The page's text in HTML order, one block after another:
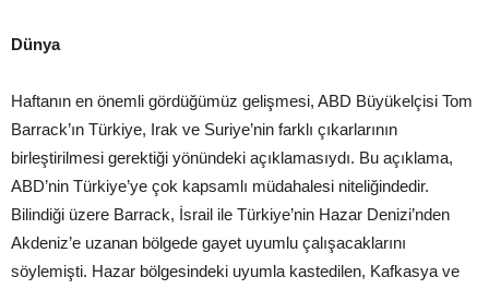
Dünya
Haftanın en önemli gördüğümüz gelişmesi, ABD Büyükelçisi Tom
Barrack’ın Türkiye, Irak ve Suriye’nin farklı çıkarlarının
birleştirilmesi gerektiği yönündeki açıklamasıydı. Bu açıklama,
ABD’nin Türkiye’ye çok kapsamlı müdahalesi niteliğindedir.
Bilindiği üzere Barrack, İsrail ile Türkiye’nin Hazar Denizi’nden
Akdeniz’e uzanan bölgede gayet uyumlu çalışacaklarını
söylemişti. Hazar bölgesindeki uyumla kastedilen, Kafkasya ve